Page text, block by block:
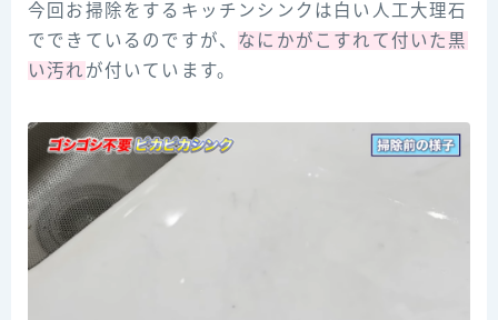
今回お掃除をするキッチンシンクは白い人工大理石
でできているのですが、 なにかがこすれて付いた黒
い汚れ が付いています。